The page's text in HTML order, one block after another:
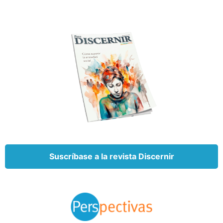
Culturalmente, el mundo occidental actual no tiene
diferentes clases sociales; todos son iguales. Esto no
era así en la época en que se escribió este versículo.
Un estatus evidente en el antiguo Israel era la
realeza, incluyendo a los príncipes, quienes recibían
un trato especial. También existían otras clases. Los
la adolescencia. Era entonces cuando aprendían
La mayoría de los jóvenes no pertenecían a ninguna
clase social en particular y simplemente aprendían
Suscríbase a la revista Discernir